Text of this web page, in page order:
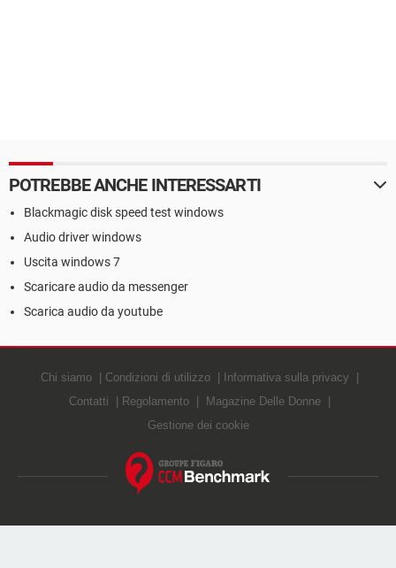
POTREBBE ANCHE INTERESSARTI
Blackmagic disk speed test windows
Audio driver windows
Uscita windows 7
Scaricare audio da messenger
Scarica audio da youtube
Chi siamo Condizioni di utilizzo
Informativa sulla privacy
Contatti
Regolamento
Magazine Delle Donne
Gestione dei cookie